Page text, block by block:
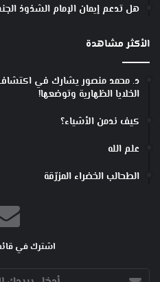
هل تدعم إيمان الإمام الشذوذ
الأكثر مشاهدة
د. محمد منصور يشارك في
الخلايا الظهارية وتوضعها!
كيف ندمن الأشياء؟
علم الله
الطحالب الخضراء المزرّقة
اشترك في
أدخل